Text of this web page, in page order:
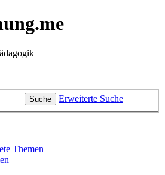
Suche Erweiterte Suche
Themen